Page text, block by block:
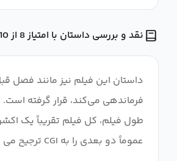
نقد و بررسی داستان با امتیاز 8 از 10
داستان این فیلم نیز مانند فصل
فرماندهی می‌کند، قرار گرفته
طول فیلم، کل فیلم تقریباً یک
عموماً دو بعدی را به CGI ترجیح می دهم، اما این نمایش با CGI خود کار خوبی انجام می دهد. CGI واقعاً برای ساختن صحنه های مبارزه به همان خوبی که هستند ضروری است.